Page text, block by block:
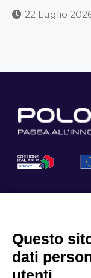
22 Luglio
Cookie Policy
Scopri il Polo
Questo
dati